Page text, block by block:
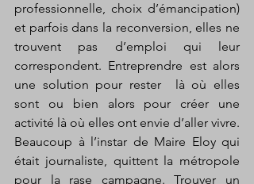
professionnelle, choix d’émancipation)
et parfois dans la reconversion, elles ne
trouvent pas d’emploi qui leur
correspondent. Entreprendre est alors
une solution pour rester  là où elles
sont ou bien alors pour créer une
activité là où elles ont envie d’aller vivre.
Beaucoup à l’instar de Maire Eloy qui
était journaliste, quittent la métropole
pour la rase campagne. Trouver un